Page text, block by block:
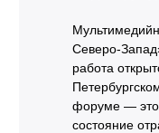
Северо-
работа
форуме — это
состояние